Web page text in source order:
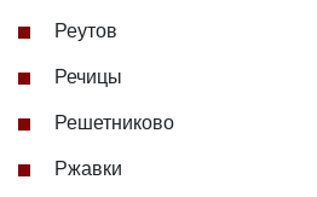
Реутов
Речицы
Решетниково
Ржавки